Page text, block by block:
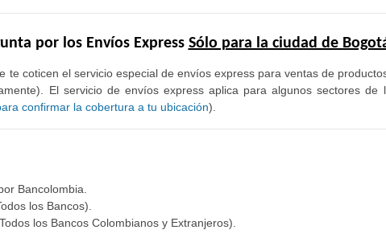
por los Envíos Express Sólo para la ciudad de
te coticen el servicio especial de envíos express para ventas de
El servicio de envíos express aplica para algunos sectores de
confirmar la cobertura a tu ubicación).
Bancolombia.
los Bancos).
los Bancos Colombianos y Extranjeros).